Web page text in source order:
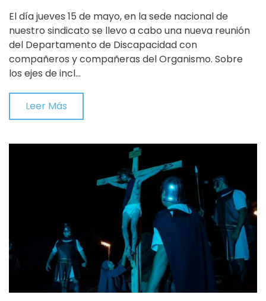
El día jueves 15 de mayo, en la sede nacional de
nuestro sindicato se llevo a cabo una nueva reunión
del Departamento de Discapacidad con
compañeros y compañeras del Organismo. Sobre
los ejes de incl…
Leer Más